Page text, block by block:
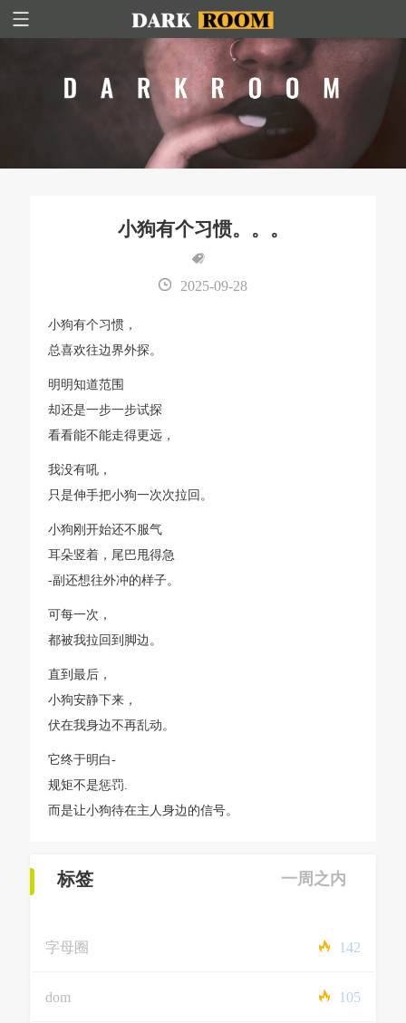
小狗有个习惯。。。
2025-09-28
小狗有个习惯，
总喜欢往边界外探。
明明知道范围
却还是一步一步试探
看看能不能走得更远，
我没有吼，
只是伸手把小狗一次次拉回。
小狗刚开始还不服气
耳朵竖着，尾巴甩得急
-副还想往外冲的样子。
可每一次，
都被我拉回到脚边。
直到最后，
小狗安静下来，
伏在我身边不再乱动。
它终于明白-
规矩不是惩罚.
而是让小狗待在主人身边的信号。
标签 一周之内
字母圈 142
dom 105